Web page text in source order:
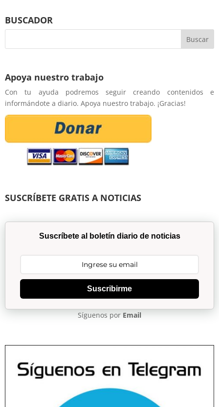
BUSCADOR
Apoya nuestro trabajo
Con tu ayuda podremos seguir creando contenidos e
informándote a diario. Apoya nuestro trabajo. ¡Gracias!
SUSCRÍBETE GRATIS A NOTICIAS
Suscríbete al boletín diario de noticias
Suscribirme
Síguenos por Email